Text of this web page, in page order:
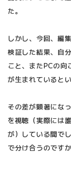
た。
しかし、今回、編
検証した結果、自
こと、またPCの向
が生まれていると
その差が顕著にな
を視聴（実際には
が）している間で
で分け合うのです